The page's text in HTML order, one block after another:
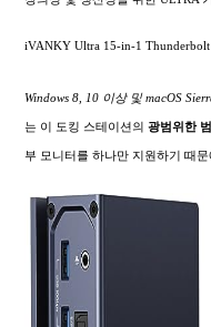
iVANKY Ultra 15-in-1
Windows 8, 10 이상 및 macOS
는 이 도킹 스테이션의광범위한
부 모니터를 하나만 지원하기 때